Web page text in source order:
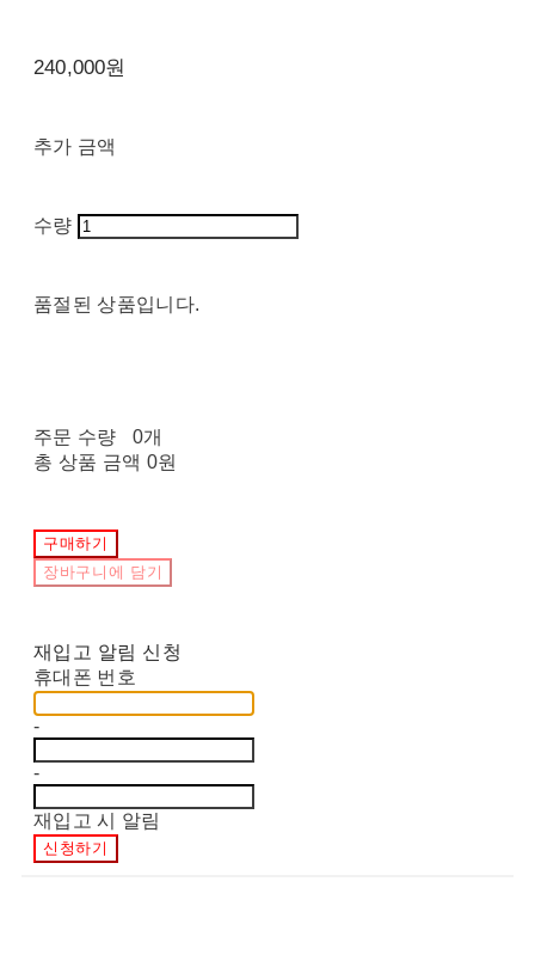
240,000원
추가 금액
수량
품절된 상품입니다.
주문 수량
0개
총 상품 금액 0원
구매하기
장바구니에 담기
재입고 알림 신청
휴대폰 번호
-
-
재입고 시 알림
신청하기